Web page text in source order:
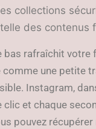
collections
des contenus
rafraîchit
une petite
Instagram,
et chaque
pouvez